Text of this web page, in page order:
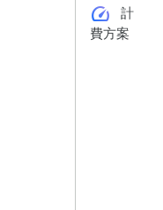
speed
計
費方案